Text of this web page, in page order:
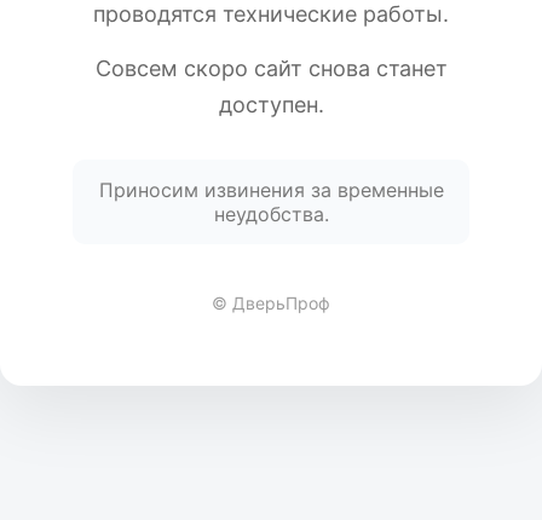
проводятся технические работы.
Совсем скоро сайт снова станет
доступен.
Приносим извинения за временные
неудобства.
© ДверьПроф